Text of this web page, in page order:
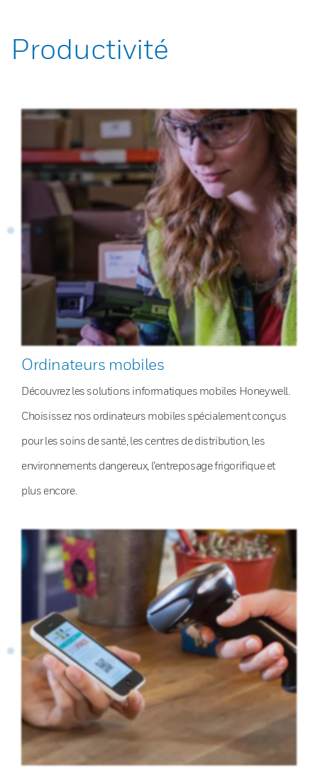
Productivité
Ordinateurs mobiles
Découvrez les solutions informatiques mobiles Honeywell.
Choisissez nos ordinateurs mobiles spécialement conçus
pour les soins de santé, les centres de distribution, les
environnements dangereux, l’entreposage frigorifique et
plus encore.